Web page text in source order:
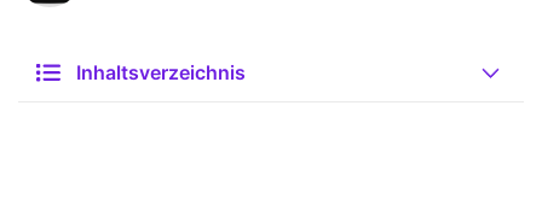
Inhaltsverzeichnis